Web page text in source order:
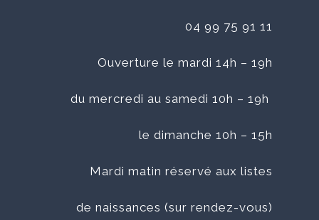
04 99 75 91 11
Ouverture le mardi 14h – 19h
du mercredi au samedi 10h – 19h
le dimanche 10h – 15h
Mardi matin réservé aux listes
de naissances (sur rendez-vous)